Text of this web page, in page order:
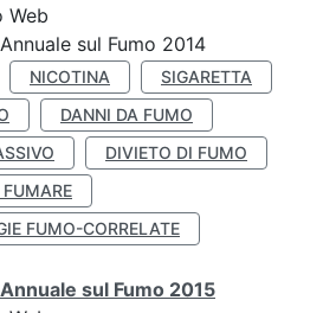
Web
sul Fumo 2014
NICOTINA
SIGARETTA
DANNI DA FUMO
DIVIETO DI FUMO
FUMO-CORRELATE
sul Fumo 2015